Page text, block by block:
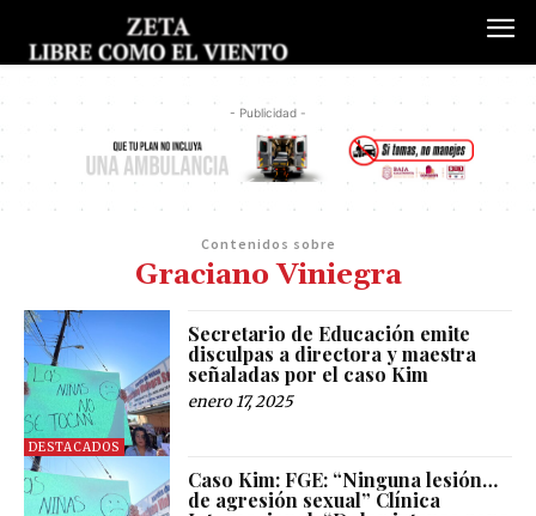
- Publicidad -
Contenidos sobre
Graciano Viniegra
DESTACADOS
Secretario de Educación emite
disculpas a directora y maestra
señaladas por el caso Kim
enero 17, 2025
Caso Kim: FGE: “Ninguna lesión…
de agresión sexual” Clínica